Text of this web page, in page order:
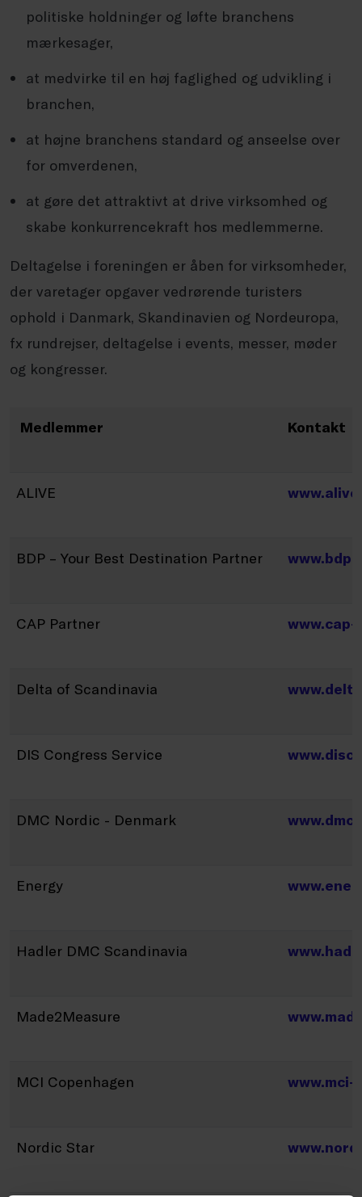
politiske holdninger og løfte branchens
mærkesager,
at medvirke til en høj faglighed og udvikling i
branchen,
at højne branchens standard og anseelse over
for omverdenen,
at gøre det attraktivt at drive virksomhed og
skabe konkurrencekraft hos medlemmerne.
Deltagelse i foreningen er åben for virksomheder,
der varetager opgaver vedrørende turisters
ophold i Danmark, Skandinavien og Nordeuropa,
fx rundrejser, deltagelse i events, messer, møder
og kongresser.
Medlemmer Kontakt
ALIVE
BDP – Your Best Destination Partner
CAP Partner
Delta of Scandinavia
DIS Congress Service
DMC Nordic - Denmark
Energy
Hadler DMC Scandinavia
Made2Measure
MCI Copenhagen www.mci-
Nordic Star